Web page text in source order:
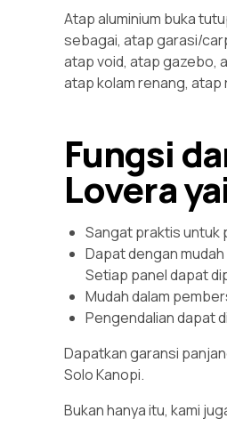
Atap aluminium buka
sebagai, atap garasi/
atap void, atap gazebo,
atap kolam renang,
Fungsi
Lovera
Sangat praktis untuk
Dapat dengan
Setiap panel dapat
Mudah dalam
Pengendalian dapat
Dapatkan garansi
Solo Kanopi.
Bukan hanya itu, kami